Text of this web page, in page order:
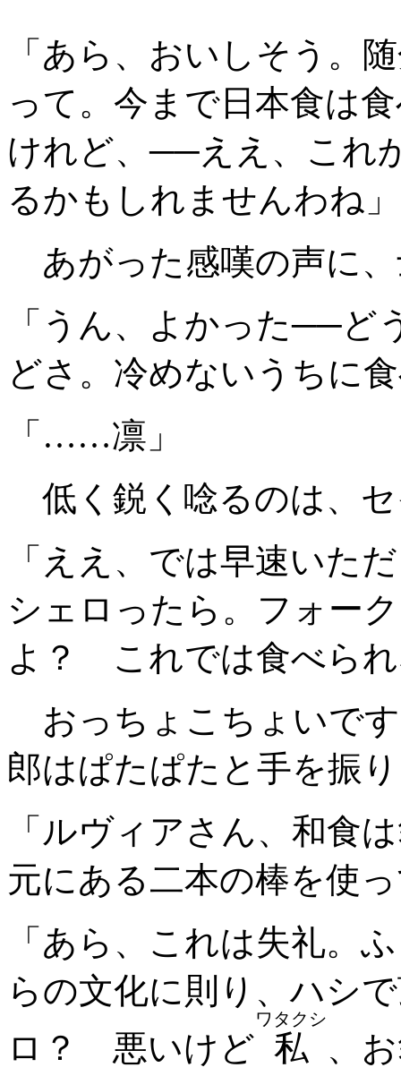
「あら、おいしそう。
って。今まで日本食は
けれど、──ええ、これ
るかもしれませんわね」
あがった感嘆の声に
「うん、よかった──ど
どさ。冷めないうちに
「……凛」
低く鋭く唸るのは、
「ええ、では早速い
シェロったら。フォー
よ？ これでは食べら
おっちょこちょいで
郎はぱたぱたと手を振
「ルヴィアさん、和食
元にある二本の棒を使
「あら、これは失礼。
らの文化に則り、ハシ
ロ？ 悪いけど 私
ワタクシ
、